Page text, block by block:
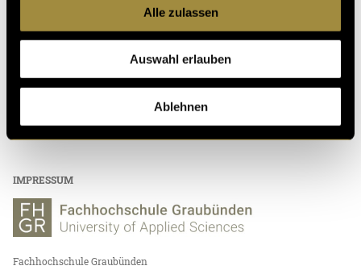
Alle zulassen
Auswahl erlauben
Ablehnen
Institut für Multimedia Production
CH-7000 Chur
IMPRESSUM
Fachhochschule Graubünden